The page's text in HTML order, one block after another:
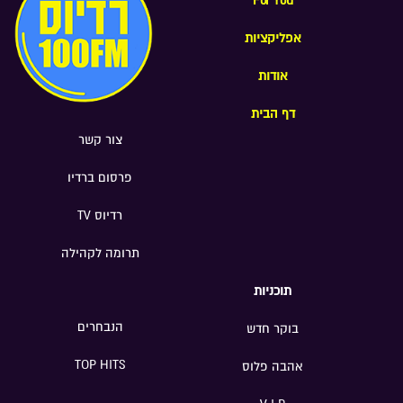
אביב-יפו; נתן כהן, מוסיקאי ויוצר; משה
בר-חיים מנכ"ל האגודה למלחמה בסרטן;
אפרת שטינלאוף, המנהלת האמנותית של
תיאטרון "נא לגעת"; ד"ר ענת הוכברג
מרום, ייעוץ גיאו-אסטרטגי וניהול סיכונים
אפליקציות
אודות
דף הבית
צור קשר
פרסום ברדיו
רדיוס TV
תרומה לקהילה
תוכניות
בוקר חדש
אהבה פלוס
הנבחרים
TOP HITS